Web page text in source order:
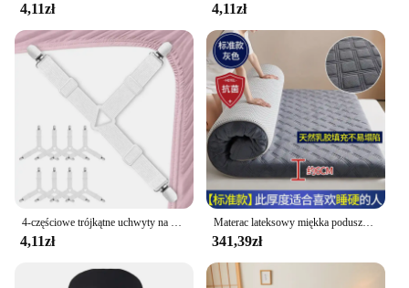
4,11zł 4,11zł
4-częściowe trójkątne uchwyty na prześcieradła Regulowany elastyczny pokrowiec na materac Uchwyt narożny Klipsy do łóżek Zapięcia do pończoch Paski
4,11zł
Materac lateksowy miękka poduszka akademik pojedyncze łóżko piętrowe specjalne zagęszczony gospodarstwa domowego podwójne łóżko mata tatami
341,39zł